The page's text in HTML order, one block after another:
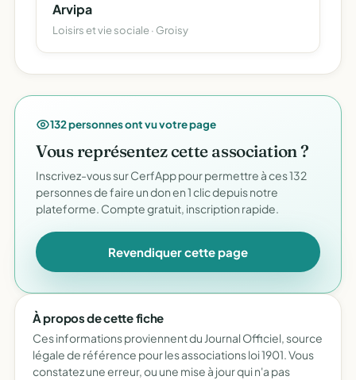
Arvipa
Loisirs et vie sociale · Groisy
132 personnes ont vu votre page
Vous représentez cette association ?
Inscrivez-vous sur CerfApp pour permettre à ces 132
personnes de faire un don en 1 clic depuis notre
plateforme. Compte gratuit, inscription rapide.
Revendiquer cette page
À propos de cette fiche
Ces informations proviennent du Journal Officiel, source
légale de référence pour les associations loi 1901. Vous
constatez une erreur, ou une mise à jour qui n'a pas